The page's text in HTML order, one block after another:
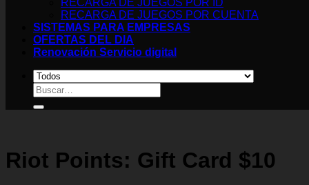
RECARGA DE JUEGOS POR ID
RECARGA DE JUEGOS POR CUENTA
SISTEMAS PARA EMPRESAS
OFERTAS DEL DIA
Renovación Servicio digital
Buscar
por:
Riot Points: Gift Card $10